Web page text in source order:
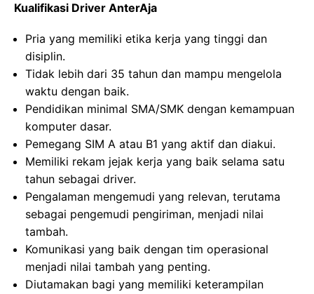
Kualifikasi Driver AnterAja
Pria yang memiliki etika kerja yang tinggi dan
disiplin.
Tidak lebih dari 35 tahun dan mampu mengelola
waktu dengan baik.
Pendidikan minimal SMA/SMK dengan kemampuan
komputer dasar.
Pemegang SIM A atau B1 yang aktif dan diakui.
Memiliki rekam jejak kerja yang baik selama satu
tahun sebagai driver.
Pengalaman mengemudi yang relevan, terutama
sebagai pengemudi pengiriman, menjadi nilai
tambah.
Komunikasi yang baik dengan tim operasional
menjadi nilai tambah yang penting.
Diutamakan bagi yang memiliki keterampilan